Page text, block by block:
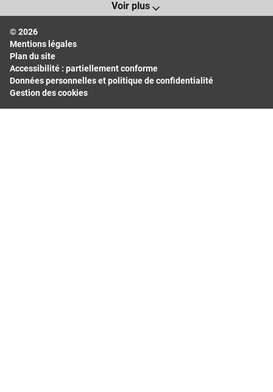
Grand Est
Hauts-de-France
Île-de-France
Normandie
Nouvelle-Aquitaine
Voir plus
© 2026
Mentions légales
Plan du site
Accessibilité : partiellement conforme
Données personnelles et politique de confidentialité
Gestion des cookies